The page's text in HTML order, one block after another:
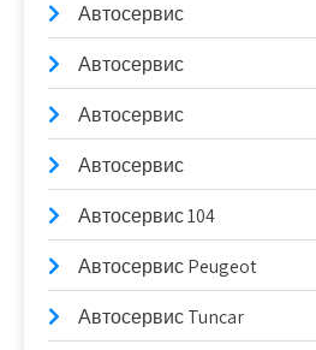
Автосервис
Автосервис
Автосервис
Автосервис
Автосервис 104
Автосервис Peugeot
Автосервис Tuncar